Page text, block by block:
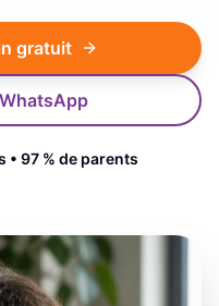
gratuit
97 % de parents